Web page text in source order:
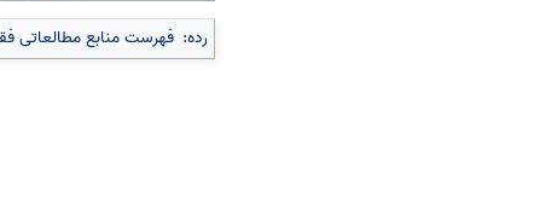
رده: فهرست منابع مطالعاتی